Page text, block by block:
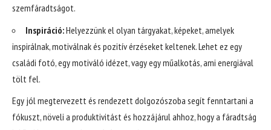
szemfáradtságot.
Inspiráció:Helyezzünk el olyan tárgyakat, képeket, amelyek
inspirálnak, motiválnak és pozitív érzéseket keltenek. Lehet ez egy
családi fotó, egy motiváló idézet, vagy egy műalkotás, ami energiával
tölt fel.
Egy jól megtervezett és rendezett dolgozószoba segít fenntartani a
fókuszt, növeli a produktivitást és hozzájárul ahhoz, hogy a fáradtság